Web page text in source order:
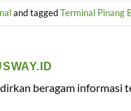
and taggedTerminal Pinang
beragam informasi